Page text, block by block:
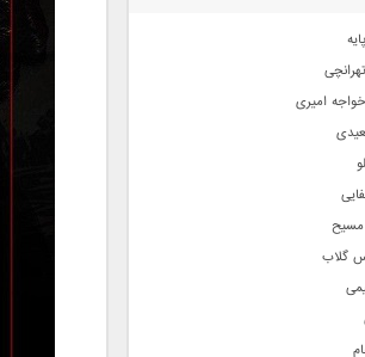
امیری
گلاب